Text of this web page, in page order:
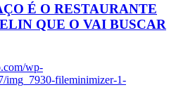
É O RESTAURANTE
QUE O VAI BUSCAR
wp-
img_7930-fileminimizer-1-